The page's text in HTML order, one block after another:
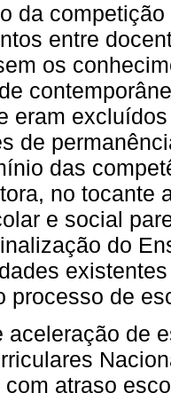
da
entre
os
eram
de
das
no tocante
e social
do
processo de
aceleração de
atraso